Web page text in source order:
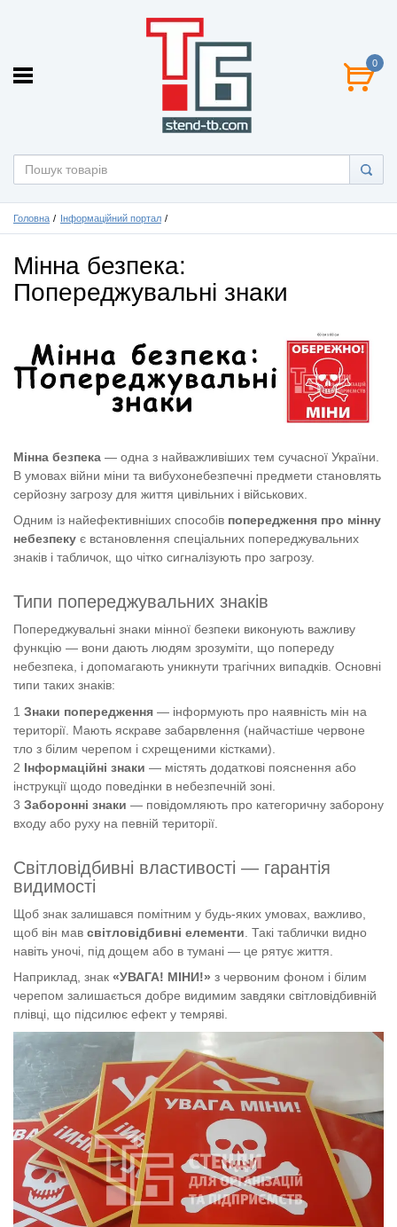
0
Головна Інформаційний портал
Мінна безпека:
Попереджувальні знаки
Мінна безпека — одна з найважливіших тем сучасної України.
В умовах війни міни та вибухонебезпечні предмети становлять
серйозну загрозу для життя цивільних і військових.
Одним із найефективніших способів попередження про мінну
небезпеку є встановлення спеціальних попереджувальних
знаків і табличок, що чітко сигналізують про загрозу.
Типи попереджувальних знаків
Попереджувальні знаки мінної безпеки виконують важливу
функцію — вони дають людям зрозуміти, що попереду
небезпека, і допомагають уникнути трагічних випадків. Основні
типи таких знаків:
Знаки попередження — інформують про наявність мін на
території. Мають яскраве забарвлення (найчастіше червоне
тло з білим черепом і схрещеними кістками).
Інформаційні знаки — містять додаткові пояснення або
інструкції щодо поведінки в небезпечній зоні.
Заборонні знаки — повідомляють про категоричну заборону
входу або руху на певній території.
Світловідбивні властивості — гарантія
видимості
Щоб знак залишався помітним у будь-яких умовах, важливо,
щоб він мав світловідбивні елементи . Такі таблички видно
навіть уночі, під дощем або в тумані — це рятує життя.
Наприклад, знак «УВАГА! МІНИ!» з червоним фоном і білим
черепом залишається добре видимим завдяки світловідбивній
плівці, що підсилює ефект у темряві.